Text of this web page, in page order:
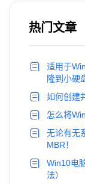
热门文章
适用于
隆到小硬
如何创建
怎么将
无论有无
MBR！
Win10电
法）